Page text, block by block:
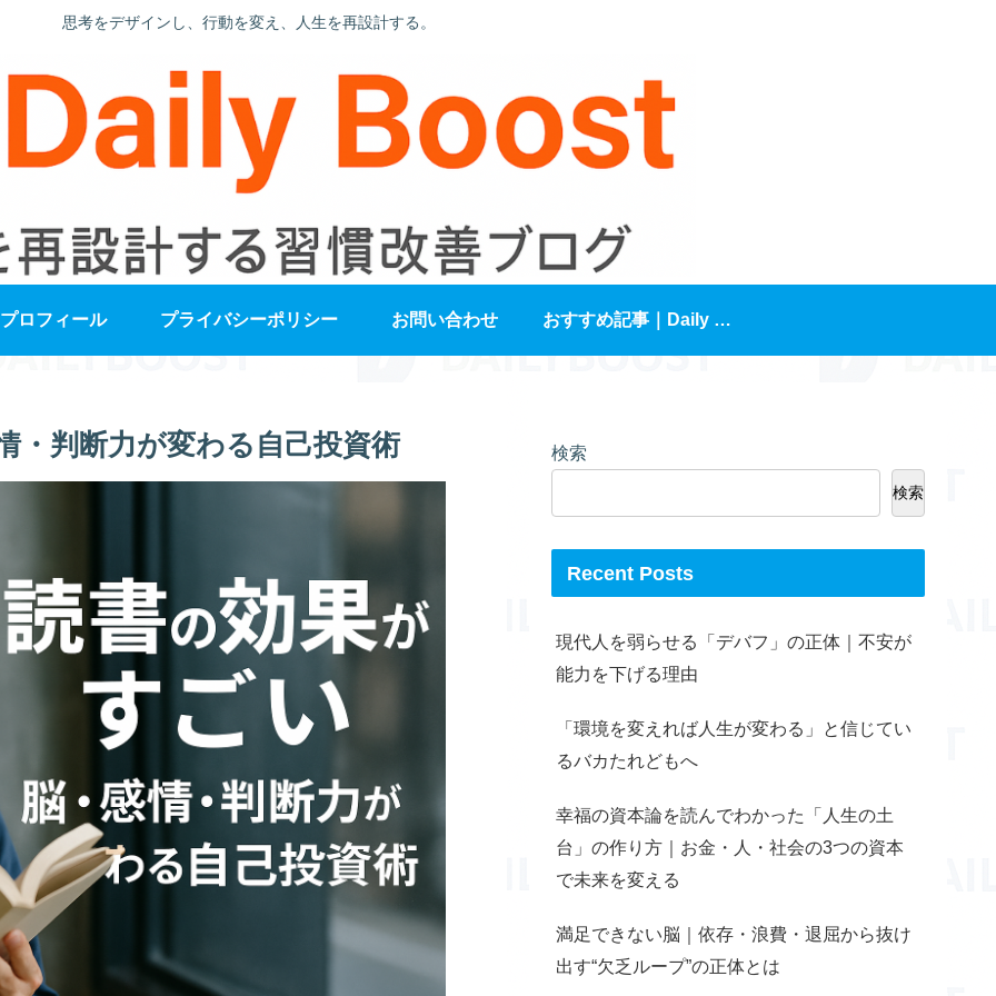
思考をデザインし、行動を変え、人生を再設計する。
プロフィール プライバシーポリシー お問い合わせ おすすめ記事｜Daily Boost編集部が選ぶ“人生が変わる3本”
・判断力が変わる自己投資術 検索
検索
Recent Posts
現代人を弱らせる「デバフ」の正体｜不安が
能力を下げる理由
「環境を変えれば人生が変わる」と信じてい
るバカたれどもへ
幸福の資本論を読んでわかった「人生の土
台」の作り方｜お金・人・社会の3つの資本
で未来を変える
満足できない脳｜依存・浪費・退屈から抜け
出す“欠乏ループ”の正体とは